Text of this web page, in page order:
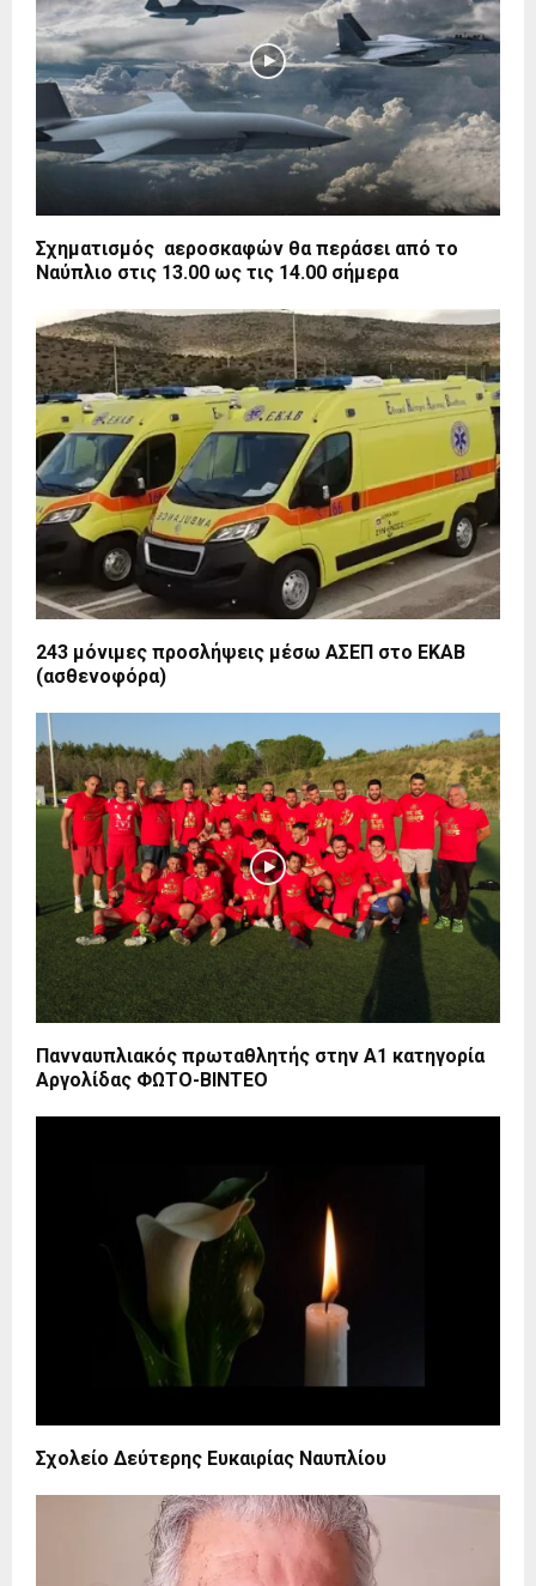
Σχηματισμός αεροσκαφών θα περάσει από το
Ναύπλιο στις 13.00 ως τις 14.00 σήμερα
243 μόνιμες προσλήψεις μέσω ΑΣΕΠ στο ΕΚΑΒ
(ασθενοφόρα)
Πανναυπλιακός πρωταθλητής στην Α1 κατηγορία
Αργολίδας ΦΩΤΟ-ΒΙΝΤΕΟ
Σχολείο Δεύτερης Ευκαιρίας Ναυπλίου